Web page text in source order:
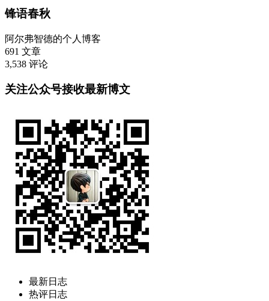
锋语春秋
阿尔弗智德的个人博客
691 文章
3,538 评论
关注公众号接收最新博文
最新日志
热评日志